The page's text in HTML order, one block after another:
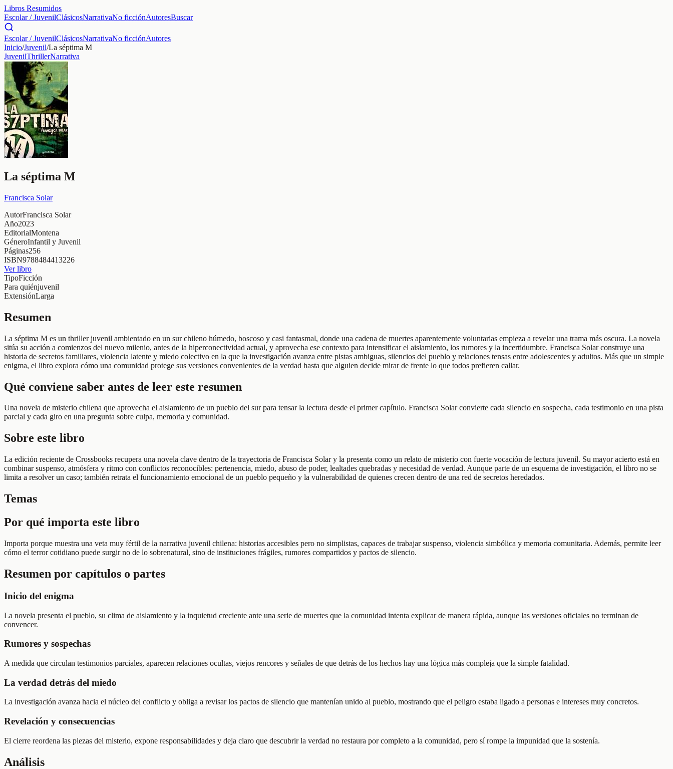
Libros Resumidos
Escolar / JuvenilClásicosNarrativaNo ficciónAutoresBuscar
Escolar / JuvenilClásicosNarrativaNo ficciónAutores
Inicio/Juvenil/La séptima M
JuvenilThrillerNarrativa
La séptima M
Francisca Solar
AutorFrancisca Solar
Año2023
EditorialMontena
GéneroInfantil y Juvenil
Páginas256
ISBN9788484413226
Ver libro
TipoFicción
Para quiénjuvenil
ExtensiónLarga
Resumen
La séptima M es un thriller juvenil ambientado en un sur chileno húmedo, boscoso y casi fantasmal, donde una cadena de muertes aparentemente voluntarias empieza a revelar una trama más oscura. La novela
sitúa su acción a comienzos del nuevo milenio, antes de la hiperconectividad actual, y aprovecha ese contexto para intensificar el aislamiento, los rumores y la incertidumbre. Francisca Solar construye una
historia de secretos familiares, violencia latente y miedo colectivo en la que la investigación avanza entre pistas ambiguas, silencios del pueblo y relaciones tensas entre adolescentes y adultos. Más que un simple
enigma, el libro explora cómo una comunidad protege sus versiones convenientes de la verdad hasta que alguien decide mirar de frente lo que todos prefieren callar.
Qué conviene saber antes de leer este resumen
Una novela de misterio chilena que aprovecha el aislamiento de un pueblo del sur para tensar la lectura desde el primer capítulo. Francisca Solar convierte cada silencio en sospecha, cada testimonio en una pista
parcial y cada giro en una pregunta sobre culpa, memoria y comunidad.
Sobre este libro
La edición reciente de Crossbooks recupera una novela clave dentro de la trayectoria de Francisca Solar y la presenta como un relato de misterio con fuerte vocación de lectura juvenil. Su mayor acierto está en
combinar suspenso, atmósfera y ritmo con conflictos reconocibles: pertenencia, miedo, abuso de poder, lealtades quebradas y necesidad de verdad. Aunque parte de un esquema de investigación, el libro no se
limita a resolver un caso; también retrata el funcionamiento emocional de un pueblo pequeño y la vulnerabilidad de quienes crecen dentro de una red de secretos heredados.
Temas
Por qué importa este libro
Importa porque muestra una veta muy fértil de la narrativa juvenil chilena: historias accesibles pero no simplistas, capaces de trabajar suspenso, violencia simbólica y memoria comunitaria. Además, permite leer
cómo el terror cotidiano puede surgir no de lo sobrenatural, sino de instituciones frágiles, rumores compartidos y pactos de silencio.
Resumen por capítulos o partes
Inicio del enigma
La novela presenta el pueblo, su clima de aislamiento y la inquietud creciente ante una serie de muertes que la comunidad intenta explicar de manera rápida, aunque las versiones oficiales no terminan de
convencer.
Rumores y sospechas
A medida que circulan testimonios parciales, aparecen relaciones ocultas, viejos rencores y señales de que detrás de los hechos hay una lógica más compleja que la simple fatalidad.
La verdad detrás del miedo
La investigación avanza hacia el núcleo del conflicto y obliga a revisar los pactos de silencio que mantenían unido al pueblo, mostrando que el peligro estaba ligado a personas e intereses muy concretos.
Revelación y consecuencias
El cierre reordena las piezas del misterio, expone responsabilidades y deja claro que descubrir la verdad no restaura por completo a la comunidad, pero sí rompe la impunidad que la sostenía.
Análisis